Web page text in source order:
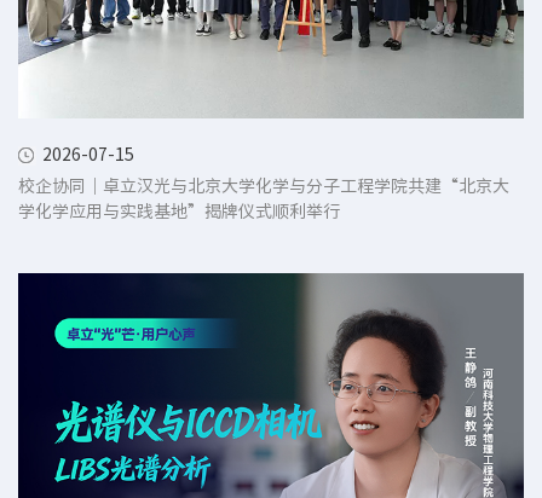
2026-07-15
校企协同｜卓立汉光与北京大学化学与分子工程学院共建“北京大
学化学应用与实践基地”揭牌仪式顺利举行